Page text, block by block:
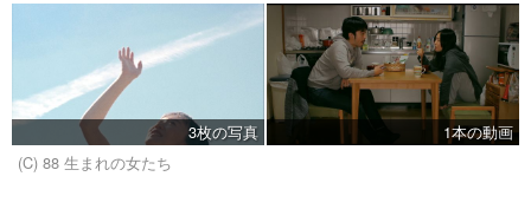
3枚の写真
1本の動画
(C) 88 生まれの女たち